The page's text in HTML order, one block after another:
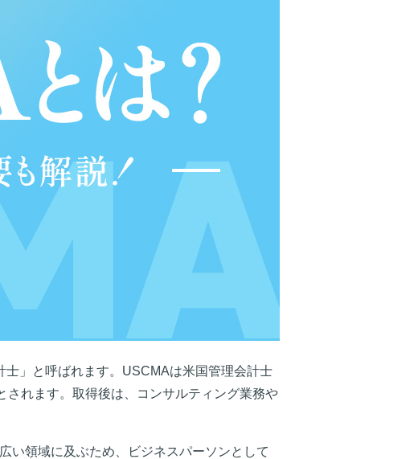
士」と呼ばれます。USCMAは米国管理会計士
れます。取得後は、コンサルティング業務や
い領域に及ぶため、ビジネスパーソンとして